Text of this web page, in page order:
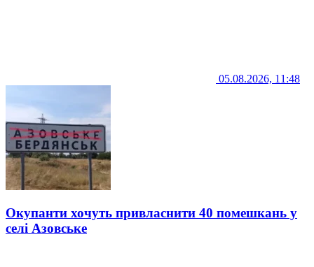
05.08.2026, 11:48
Окупанти хочуть привласнити 40 помешкань у
селі Азовське